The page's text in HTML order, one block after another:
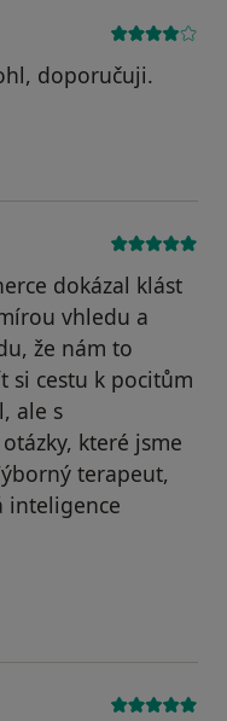
doporučuji.
účet byl odstraněn
dokázal klást
vhledu a
že nám to
cestu k pocitům
ale s
které jsme
terapeut,
inteligence